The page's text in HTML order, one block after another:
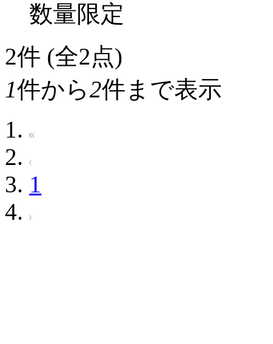
数量限定
2件 (全2点)
1件から2件まで表示
1